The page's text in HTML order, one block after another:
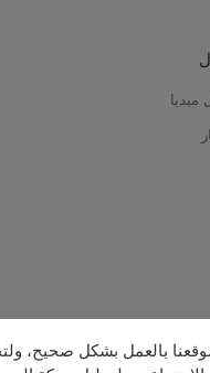
ميديا
بالعمل بشكل صحيح،